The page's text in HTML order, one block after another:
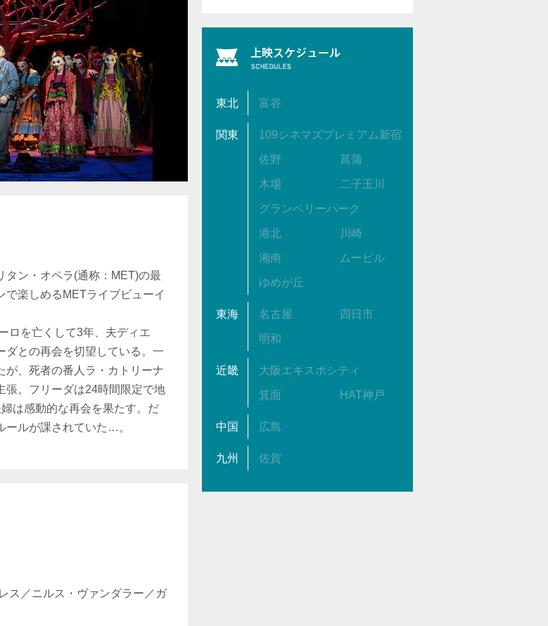
タン・オペラ(通称：MET)の最
楽しめるMETライブビューイ
ロを亡くして3年、夫ディエ
ダとの再会を切望している。一
が、死者の番人ラ・カトリーナ
張。フリーダは24時間限定で地
は感動的な再会を果たす。だ
ールが課されていた…。
ス／ニルス・ヴァンダラー／ガ
東北 富谷
関東 109シネマズプレミアム新宿
佐野 菖蒲
木場 二子玉川
グランベリーパーク
港北 川崎
湘南 ムービル
ゆめが丘
東海 名古屋 四日市
明和
近畿 大阪エキスポシティ
箕面 HAT神戸
中国 広島
九州 佐賀